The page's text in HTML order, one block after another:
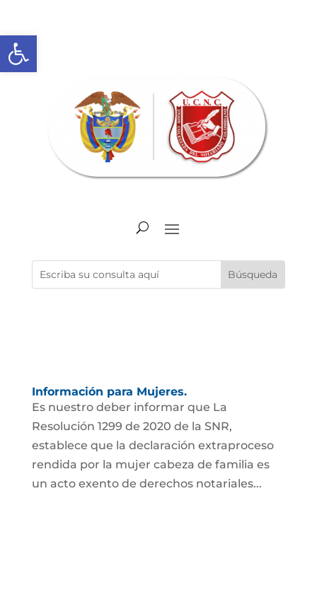
Abrir barra de herramientas
Información para Mujeres.
Es nuestro deber informar que La
Resolución 1299 de 2020 de la SNR,
establece que la declaración extraproceso
rendida por la mujer cabeza de familia es
un acto exento de derechos notariales...